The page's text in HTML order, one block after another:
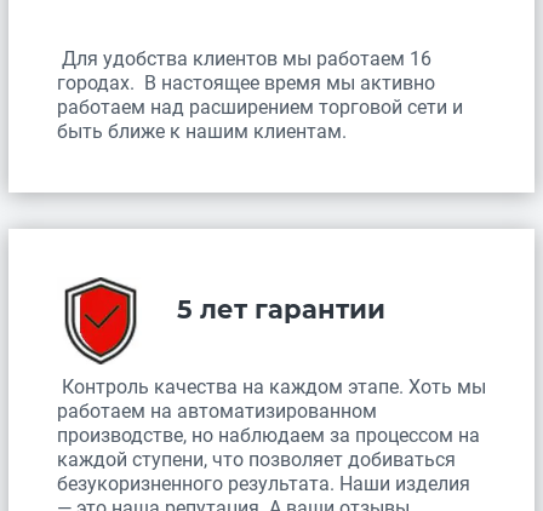
Для удобства клиентов мы работаем 16
городах. В настоящее время мы активно
работаем над расширением торговой сети и
быть ближе к нашим клиентам.
5 лет гарантии
Контроль качества на каждом этапе. Хоть мы
работаем на автоматизированном
производстве, но наблюдаем за процессом на
каждой ступени, что позволяет добиваться
безукоризненного результата. Наши изделия